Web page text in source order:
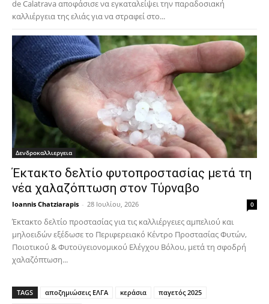
de Calatrava αποφάσισε να εγκαταλείψει την παραδοσιακή
καλλιέργεια της ελιάς για να στραφεί στο...
Δενδροκαλλιεργεια
Έκτακτο δελτίο φυτοπροστασίας μετά τη
νέα χαλαζόπτωση στον Τύρναβο
Ioannis Chatziarapis - 28 Ιουλίου, 2026 0
Έκτακτο δελτίο προστασίας για τις καλλιέργειες αμπελιού και
μηλοειδών εξέδωσε το Περιφερειακό Κέντρο Προστασίας Φυτών,
Ποιοτικού & Φυτοϋγειονομικού Ελέγχου Βόλου, μετά τη σφοδρή
χαλαζόπτωση...
TAGS αποζημιώσεις ΕΛΓΑ κεράσια
παγετός 2025